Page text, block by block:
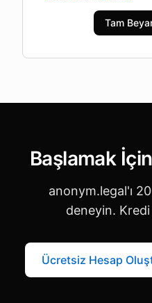
Tam
Başlamak İçin
anonym.legal'ı
deneyin.
Ücretsiz Hesap